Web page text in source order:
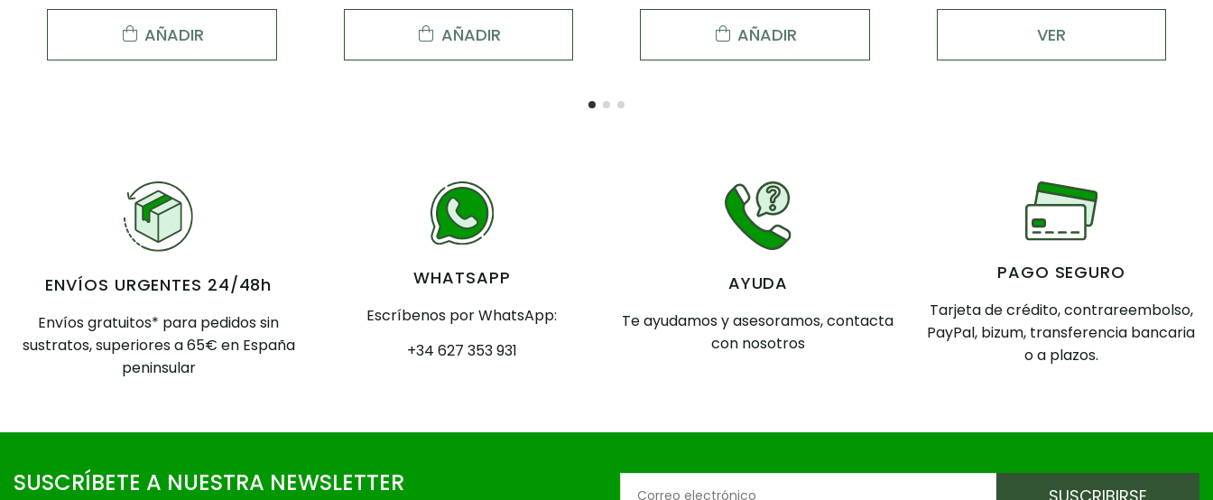
AÑADIR AÑADIR VER AÑADIR
ENVÍOS URGENTES 24/48h
Envíos gratuitos* para pedidos sin
sustratos, superiores a 65€ en España
peninsular
WHATSAPP
Escríbenos por WhatsApp:
+34 627 353 931
AYUDA
Te ayudamos y asesoramos, contacta
con nosotros
PAGO SEGURO
Tarjeta de crédito, contrareembolso,
PayPal, bizum, transferencia bancaria
o a plazos.
SUSCRÍBETE A NUESTRA NEWSLETTER